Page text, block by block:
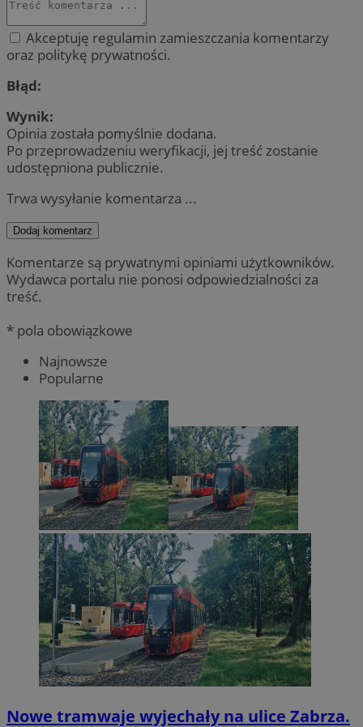
Akceptuję regulamin zamieszczania komentarzy
oraz politykę prywatności.
Błąd:
Wynik:
Opinia została pomyślnie dodana.
Po przeprowadzeniu weryfikacji, jej treść zostanie
udostępniona publicznie.
Trwa wysyłanie komentarza ...
Dodaj komentarz
Komentarze są prywatnymi opiniami użytkowników.
Wydawca portalu nie ponosi odpowiedzialności za
treść.
* pola obowiązkowe
Najnowsze
Popularne
Nowe tramwaje wyjechały na ulice Zabrza.